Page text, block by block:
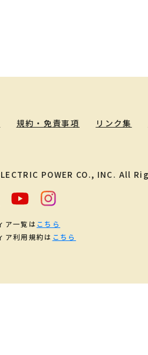
規約・免責事項 リンク集
POWER CO., INC. All
ア一覧は こちら
ア利用規約は こちら